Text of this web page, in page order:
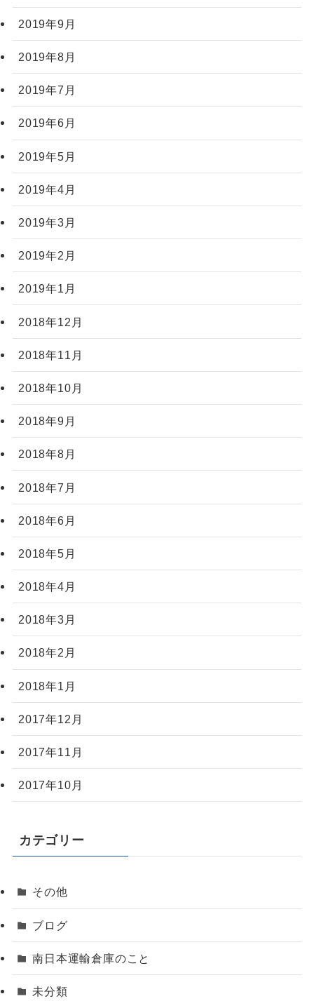
2019年9月
2019年8月
2019年7月
2019年6月
2019年5月
2019年4月
2019年3月
2019年2月
2019年1月
2018年12月
2018年11月
2018年10月
2018年9月
2018年8月
2018年7月
2018年6月
2018年5月
2018年4月
2018年3月
2018年2月
2018年1月
2017年12月
2017年11月
2017年10月
カテゴリー
その他
ブログ
南日本運輸倉庫のこと
未分類